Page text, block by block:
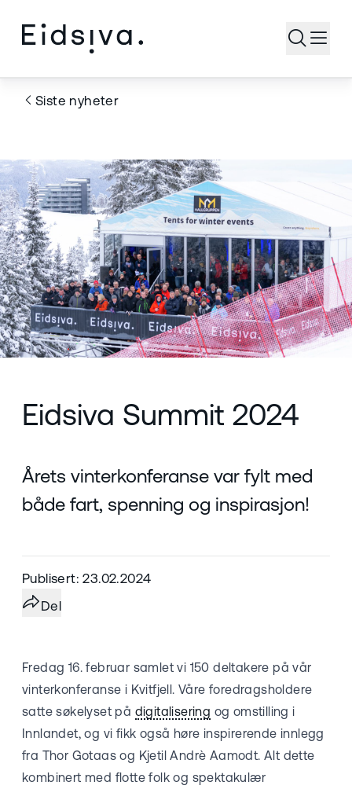
Åpne
Siste nyheter
Eidsiva Summit 2024
Årets vinterkonferanse var fylt med
både fart, spenning og inspirasjon!
Publisert: 23.02.2024
Del
Fredag 16. februar samlet vi 150 deltakere på vår
vinterkonferanse i Kvitfjell. Våre foredragsholdere
satte søkelyset på digitalisering og omstilling i
Innlandet, og vi fikk også høre inspirerende innlegg
fra Thor Gotaas og Kjetil Andrè Aamodt. Alt dette
kombinert med flotte folk og spektakulær